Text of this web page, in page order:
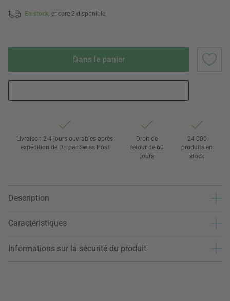
En stock, encore 2 disponible
Dans le panier
Livraison 2-4 jours ouvrables après
expédition de DE par Swiss Post
Droit de
retour de 60
jours
24 000
produits en
stock
Description
Caractéristiques
Informations sur la sécurité du produit